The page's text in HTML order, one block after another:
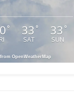
° 33 °
SAT
33 °
SUN
OpenWeatherMap